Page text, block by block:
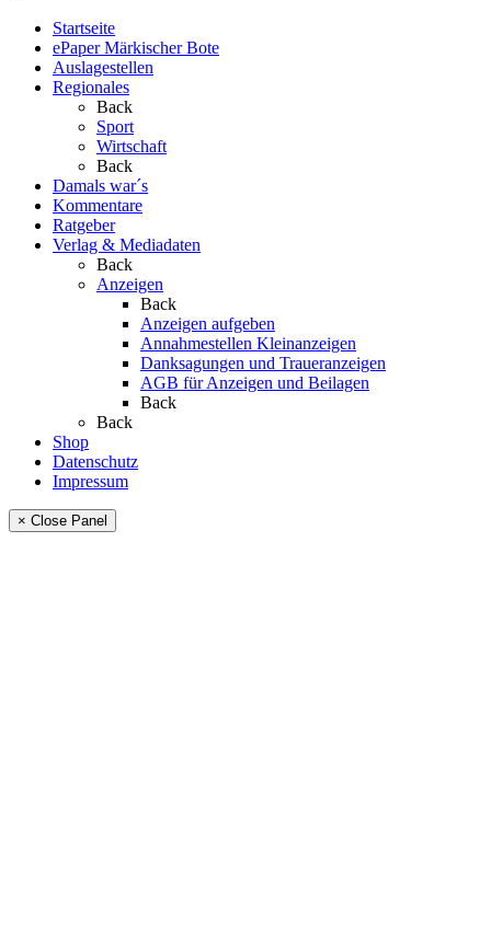
Startseite
ePaper Märkischer Bote
Auslagestellen
Regionales
Back
Sport
Wirtschaft
Back
Damals war´s
Kommentare
Ratgeber
Verlag & Mediadaten
Back
Anzeigen
Back
Anzeigen aufgeben
Annahmestellen Kleinanzeigen
Danksagungen und Traueranzeigen
AGB für Anzeigen und Beilagen
Back
Back
Shop
Datenschutz
Impressum
× Close Panel